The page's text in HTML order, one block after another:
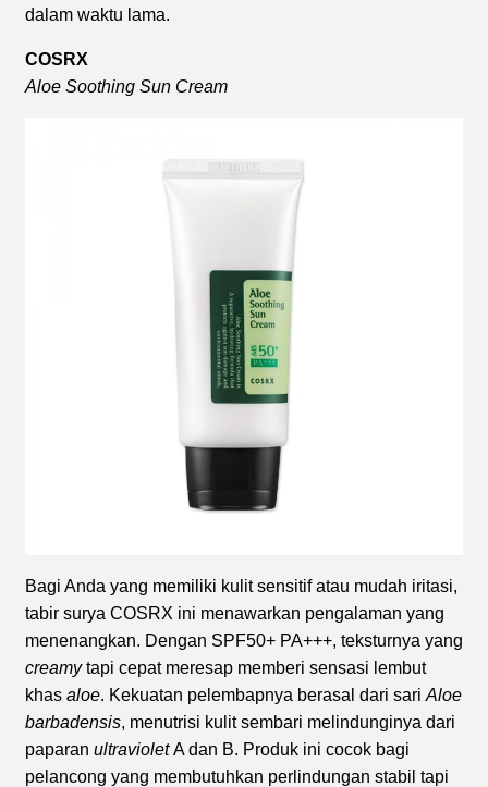
dalam waktu lama.
COSRX
Aloe Soothing Sun Cream
Bagi Anda yang memiliki kulit sensitif atau mudah iritasi,
tabir surya COSRX ini menawarkan pengalaman yang
menenangkan. Dengan SPF50+ PA+++, teksturnya yang
creamytapi cepat meresap memberi sensasi lembut
khas aloe. Kekuatan pelembapnya berasal dari sari Aloe
barbadensis, menutrisi kulit sembari melindunginya dari
paparan ultravioletA dan B. Produk ini cocok bagi
pelancong yang membutuhkan perlindungan stabil tapi